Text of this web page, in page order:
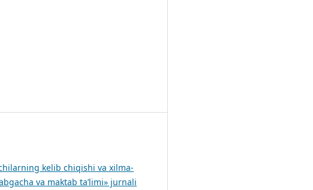
kelib chiqishi va xilma-
va maktab ta’limi» jurnali